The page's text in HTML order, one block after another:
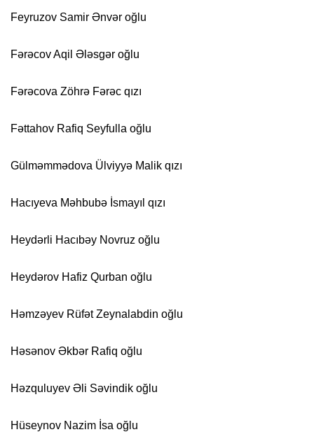
Feyruzov Samir Ənvər oğlu
Fərəcov Aqil Ələsgər oğlu
Fərəcova Zöhrə Fərəc qızı
Fəttahov Rafiq Seyfulla oğlu
Gülməmmədova Ülviyyə Malik qızı
Hacıyeva Məhbubə İsmayıl qızı
Heydərli Hacıbəy Novruz oğlu
Heydərov Hafiz Qurban oğlu
Həmzəyev Rüfət Zeynalabdin oğlu
Həsənov Əkbər Rafiq oğlu
Həzquluyev Əli Səvindik oğlu
Hüseynov Nazim İsa oğlu